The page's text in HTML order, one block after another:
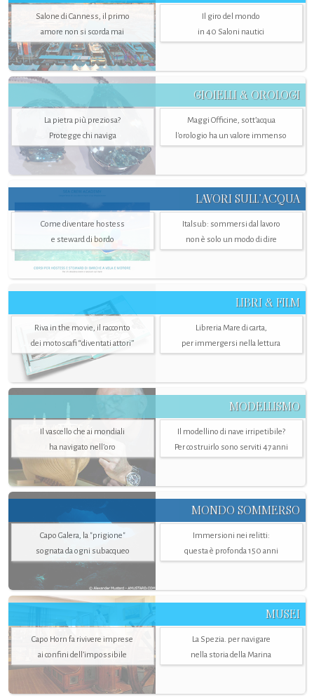
Salone di Canness, il primo
amore non si scorda mai
Il giro del mondo
in 40 Saloni nautici
GIOIELLI & OROLOGI
La pietra più preziosa?
Protegge chi naviga
Maggi Officine, sott’acqua
l'orologio ha un valore immenso
LAVORI SULL’ACQUA
Come diventare hostess
e steward di bordo
Italsub: sommersi dal lavoro
non è solo un modo di dire
LIBRI & FILM
Riva in the movie, il racconto
dei motoscafi “diventati attori”
Libreria Mare di carta,
per immergersi nella lettura
MODELLISMO
Il vascello che ai mondiali
ha navigato nell’oro
Il modellino di nave irripetibile?
Per costruirlo sono serviti 47 anni
MONDO SOMMERSO
Capo Galera, la "prigione"
sognata da ogni subacqueo
Immersioni nei relitti:
questa è profonda 150 anni
MUSEI
Capo Horn fa rivivere imprese
ai confini dell’impossibile
La Spezia. per navigare
nella storia della Marina